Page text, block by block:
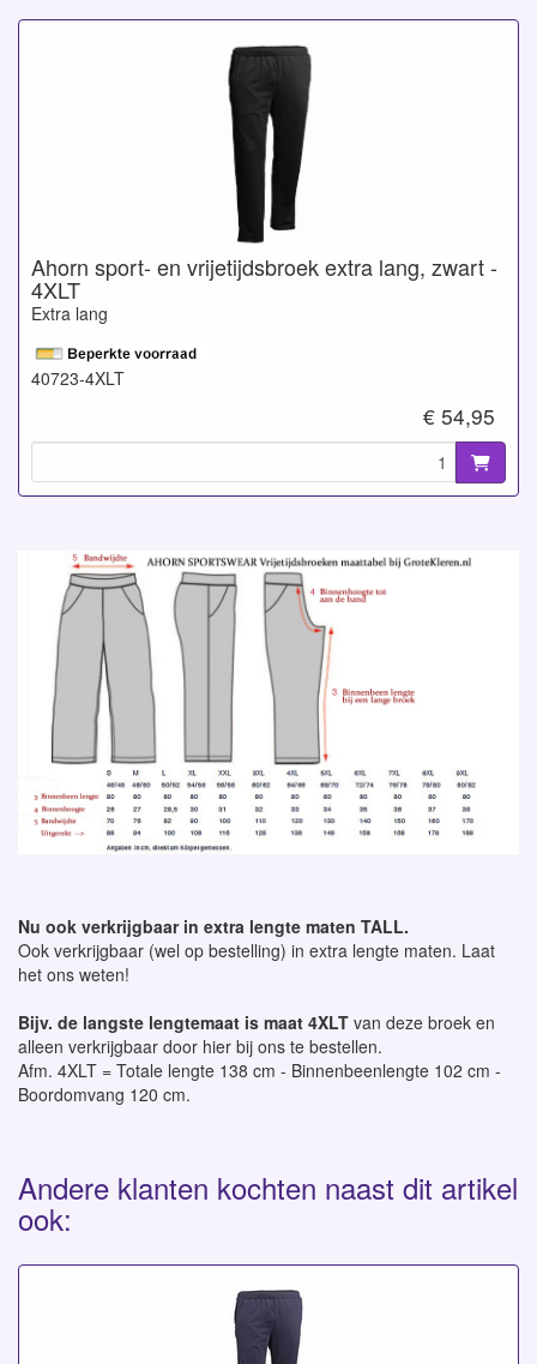
Ahorn sport- en vrijetijdsbroek extra lang, zwart -
4XLT
Extra lang
40723-4XLT
€ 54,95
Nu ook verkrijgbaar in extra lengte maten TALL.
Ook verkrijgbaar (wel op bestelling) in extra lengte maten. Laat
het ons weten!
Bijv. de langste lengtemaat is maat 4XLT van deze broek en
alleen verkrijgbaar door hier bij ons te bestellen.
Afm. 4XLT = Totale lengte 138 cm - Binnenbeenlengte 102 cm -
Boordomvang 120 cm.
Andere klanten kochten naast dit artikel
ook: